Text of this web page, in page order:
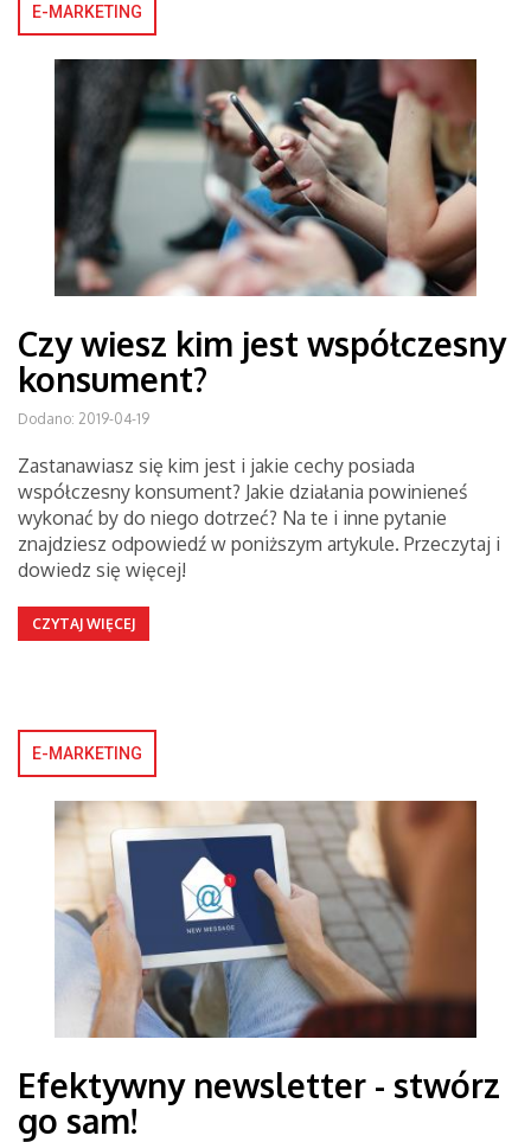
E-MARKETING
Czy wiesz kim jest współczesny
konsument?
Dodano: 2019-04-19
Zastanawiasz się kim jest i jakie cechy posiada
współczesny konsument? Jakie działania powinieneś
wykonać by do niego dotrzeć? Na te i inne pytanie
znajdziesz odpowiedź w poniższym artykule. Przeczytaj i
dowiedz się więcej!
CZYTAJ WIĘCEJ
E-MARKETING
Efektywny newsletter - stwórz
go sam!